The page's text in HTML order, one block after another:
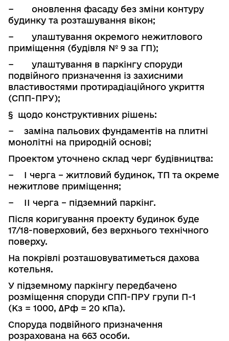
−
оновлення фасаду без зміни контуру
будинку та розташування вікон;
−
улаштування окремого нежитлового
приміщення (будівля № 9 за ГП);
−
улаштування в паркінгу споруди
подвійного призначення із захис­ними
властивостями протирадіаційного укриття
(СПП-ПРУ);
§ щодо конструктивних рішень:
−
заміна пальових фундаментів на плитні
монолітні на природній основі;
Проектом уточнено склад черг будівництва:
−
І черга – житловий будинок, ТП та окреме
нежитлове приміщення;
−
ІІ черга – підземний паркінг.
Після коригування проекту будинок буде
17/18-поверховий, без верхнього технічного
поверху.
На покрівлі розташовуватиметься дахова
котельня.
У підземному паркінгу передбачено
розміщення споруди СПП-ПРУ групи П-1
(Кз = 1000, ∆Рф = 20 кПа).
Споруда подвійного призначення
розрахована на 663 особи.